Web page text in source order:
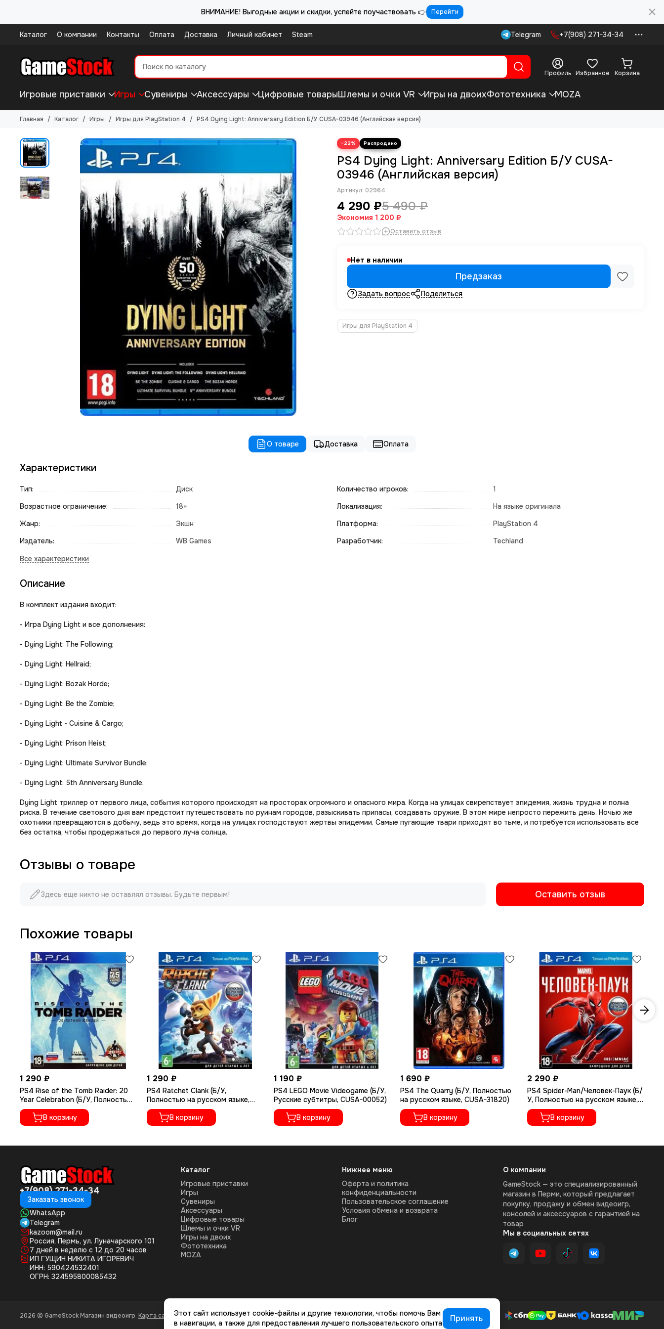
ВНИМАНИЕ! Выгодные акции и скидки, успейте поучаствовать 👉 Перейти
Каталог О компании Контакты Оплата Доставка Личный кабинет Steam Telegram +7(908) 271-34-34
Профиль Избранное Корзина
Игровые приставки Игры Сувениры Аксессуары Цифровые товарыШлемы и очки VR Игры на двоихФототехника MOZA
Главная Каталог Игры Игры для PlayStation 4 PS4 Dying Light: Anniversary Edition Б/У CUSA-03946 (Английская версия)
−22%
PS4 Dying Light: Anniversary Edition Б/У CUSA-
03946 (Английская версия)
Артикул: 02964
4 290 ₽5 490 ₽
Экономия 1 200 ₽
Оставить отзыв
Нет в наличии
Предзаказ
Задать вопрос Поделиться
Игры для PlayStation 4
О товаре Доставка Оплата
Характеристики
Тип:
Диск
Возрастное ограничение:
18+
Жанр:
Экшн
Издатель:
WB Games
Количество игроков:
1
Локализация:
На языке оригинала
Платформа:
PlayStation 4
Разработчик:
Techland
Описание
В комплект издания входит:
- Игра Dying Light и все дополнения:
- Dying Light: The Following;
- Dying Light: Hellraid;
- Dying Light: Bozak Horde;
- Dying Light: Be the Zombie;
- Dying Light - Cuisine & Cargo;
- Dying Light: Prison Heist;
- Dying Light: Ultimate Survivor Bundle;
- Dying Light: 5th Anniversary Bundle.
Dying Light триллер от первого лица, события которого происходят на просторах огромного и опасного мира. Когда на улицах свирепствует эпидемия, жизнь трудна и полна
риска. В течение светового дня вам предстоит путешествовать по руинам городов, разыскивать припасы, создавать оружие. В этом мире непросто пережить день. Ночью же
охотники превращаются в добычу, ведь это время, когда на улицах господствуют жертвы эпидемии. Самые пугающие твари приходят во тьме, и потребуется использовать все
без остатка, чтобы продержаться до первого луча солнца.
Отзывы о товаре
Здесь еще никто не оставлял отзывы. Будьте первым! Оставить отзыв
Похожие товары
1 290 ₽
PS4 Rise of the Tomb Raider: 20
Year Celebration (Б/У, Полностью
на русском языке, CUSA-05716)
В корзину
1 290 ₽
PS4 Ratchet Сlank (Б/У,
Полностью на русском языке,
CUSA-01073)
В корзину
1 190 ₽
PS4 LEGO Movie Videogame (Б/У,
Русские субтитры, CUSA-00052)
В корзину
1 690 ₽
PS4 The Quarry (Б/У, Полностью
на русском языке, CUSA-31820)
В корзину
2 290 ₽
PS4 Spider-Man/Человек-Паук (Б/
У, Полностью на русском языке,
CUSA-11995)
В корзину
+7(908) 271-34-34
Заказать звонок
WhatsApp
Telegram
kazoom@mail.ru
Россия, Пермь, ул. Луначарского 101
7 дней в неделю с 12 до 20 часов
ИП ГУЩИН НИКИТА ИГОРЕВИЧ
ИНН: 590424532401
ОГРН: 324595800085432
Каталог
Игровые приставки
Игры
Сувениры
Аксессуары
Цифровые товары
Шлемы и очки VR
Игры на двоих
Фототехника
MOZA
Нижнее меню
Оферта и политика
конфиденциальности
Пользовательское соглашение
Условия обмена и возврата
Блог
О компании
GameStock — это специализированный
магазин в Перми, который предлагает
покупку, продажу и обмен видеоигр,
консолей и аксессуаров с гарантией на
товар
Мы в социальных сетях
2026 © GameStock Магазин видеоигр. Карта сайтаЭтот сайт использует cookie-файлы и другие технологии, чтобы помочь Вам
в навигации, а также для предоставления лучшего пользовательского опыта
Принять